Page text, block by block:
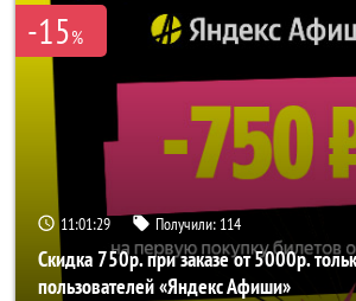
-15%
11:01:28 Получили: 114
Скидка 750р. при заказе от 5000р.
пользователей «Яндекс Афиши»